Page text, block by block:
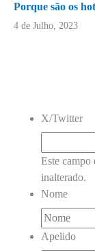
Porque são os
4 de Julho, 2023
X/Twitter
Este campo
inalterado.
Nome
Apelido